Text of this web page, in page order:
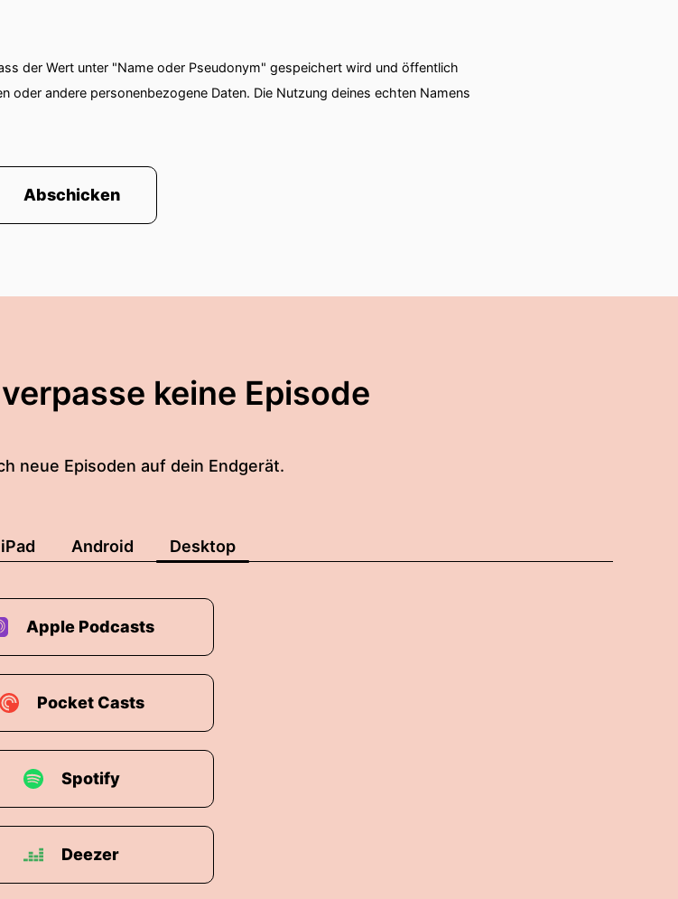
der Wert unter "Name oder Pseudonym" gespeichert wird und öffentlich
oder andere personenbezogene Daten. Die Nutzung deines echten Namens
Abschicken
keine Episode
neue Episoden auf dein Endgerät.
Android Desktop
Apple Podcasts
Pocket Casts
Spotify
Deezer